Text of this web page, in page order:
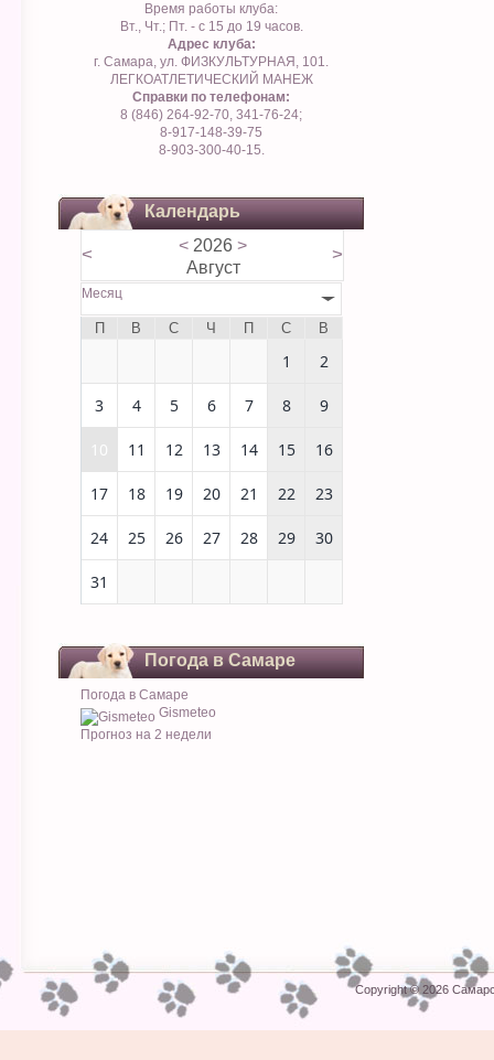
Время работы клуба:
Вт., Чт.; Пт. - с 15 до 19 часов.
Адрес клуба:
г. Самара, ул. ФИЗКУЛЬТУРНАЯ, 101.
ЛЕГКОАТЛЕТИЧЕСКИЙ МАНЕЖ
Справки по телефонам:
8 (846) 264-92-70, 341-76-24;
8-917-148-39-75
8-903-300-40-15.
Календарь
< < 2026 >
Август
>
Месяц
П В С Ч П С В
1 2
3 4 5 6 7 8 9
10 11 12 13 14 15 16
17 18 19 20 21 22 23
24 25 26 27 28 29 30
31
Погода в Самаре
Погода в Самаре
Gismeteo
Прогноз на 2 недели
Copyright © 2026